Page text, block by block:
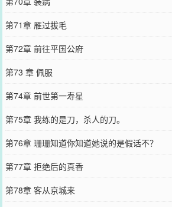
第71章 雁过拔毛
第72章 前往平国公府
第73 章 佩服
第74章 前世第一寿星
第75章 我练的是刀，杀人的刀。
第76章 珊珊知道你知道她说的是假话不？
第77章 拒绝后的真香
第78章 客从京城来